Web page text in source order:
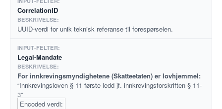
CorrelationID
UUID-verdi for unik teknisk referanse til forespørselen.
Legal-Mandate
For innkrevingsmyndighetene (Skatteetaten) er lovhjemmel:
“Innkrevingsloven § 11 første ledd jf. innkrevingsforskriften § 11-
3”
Encoded verdi: